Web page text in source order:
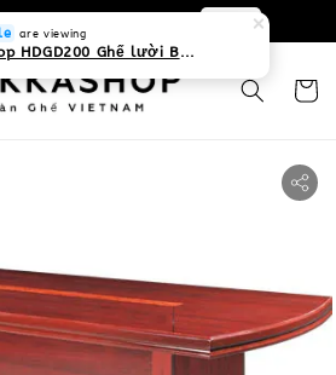
hệ với chúng tôi
are viewing
Tekkashop HDGD200 Ghế lười Beanbag form truyền thống, chất liệu Olefin canvas kháng nước, màu xanh biển, có thể sử dụng trong nhà và cả ngoài trời, có quai xách